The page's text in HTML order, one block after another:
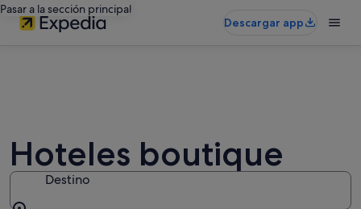
Pasar a la sección principal
Descargar app
Hoteles boutique
Destino